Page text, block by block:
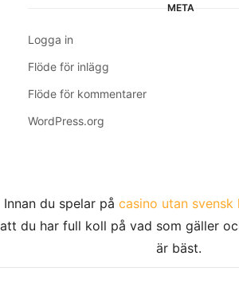
META
Logga in
Flöde för inlägg
Flöde för kommentarer
WordPress.org
Innan du spelar på casino utan svensk
att du har full koll på vad som gäller
är bäst.